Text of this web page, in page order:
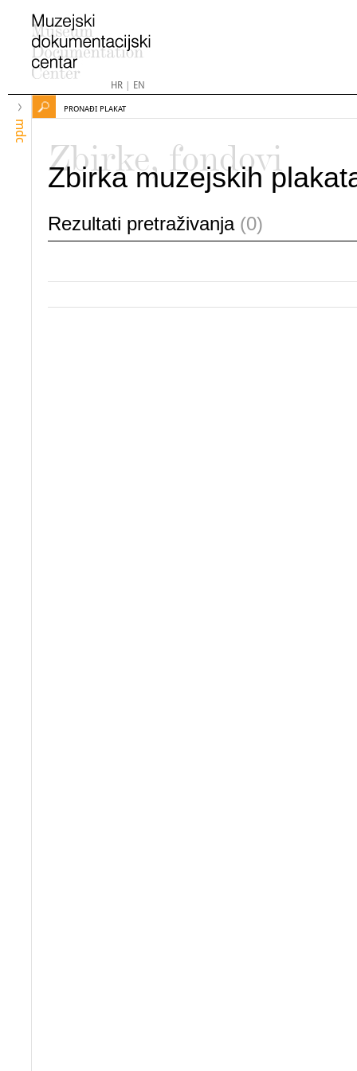
HR| EN
mdc
PRONAĐI PLAKAT
Zbirke, fondovi
Zbirka muzejskih
Rezultati pretraživanja (0)